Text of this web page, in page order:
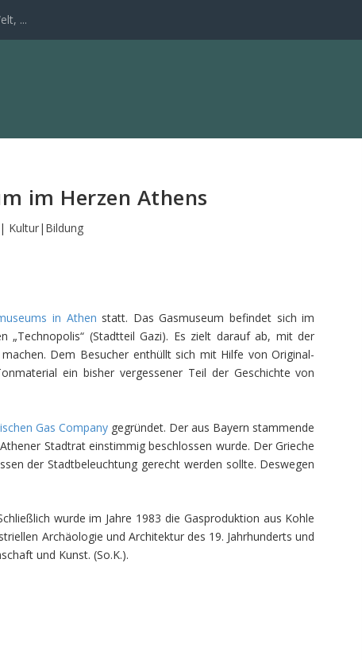
...
im Herzen Athens
| Kultur|Bildung
in Athen statt. Das Gasmuseum befindet sich im
(Stadtteil Gazi). Es zielt darauf ab, mit der
Dem Besucher enthüllt sich mit Hilfe von Original-
ein bisher vergessener Teil der Geschichte von
Gas Company gegründet. Der aus Bayern stammende
Stadtrat einstimmig beschlossen wurde. Der Grieche
der Stadtbeleuchtung gerecht werden sollte. Deswegen
wurde im Jahre 1983 die Gasproduktion aus Kohle
Archäologie und Architektur des 19. Jahrhunderts und
und Kunst. (So.K.).